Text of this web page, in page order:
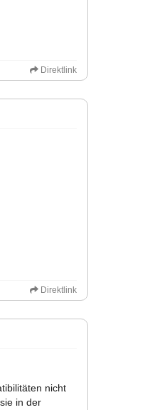
Direktlink
Direktlink
nicht
in der